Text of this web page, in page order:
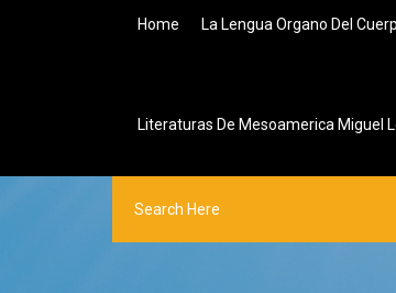
Home La Lengua Organo Del
Literaturas De Mesoamerica Miguel